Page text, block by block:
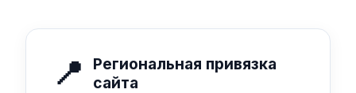
📍
Региональная привязка
сайта